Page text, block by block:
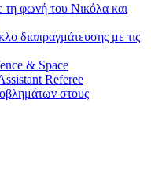
τη φωνή του Νικόλα και
διαπραγμάτευσης με τις
& Space
Referee
στους